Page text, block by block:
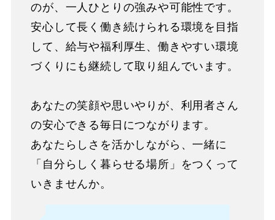
のが、一人ひとりの強みや可能性です。
安心して長く働き続けられる環境を目指
して、給与や福利厚生、働きやすい環境
づくりにも継続して取り組んでいます。
あなたの笑顔や思いやりが、利用者さん
の安心できる毎日につながります。
あなたらしさを活かしながら、一緒に
「自分らしく暮らせる場所」をつくって
いきませんか。